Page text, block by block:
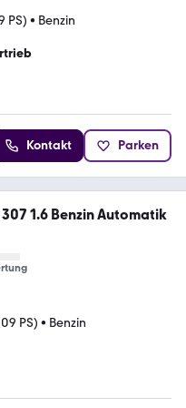
PS) • Benzin
Kontakt Parken
1.6 Benzin Automatik
PS) • Benzin